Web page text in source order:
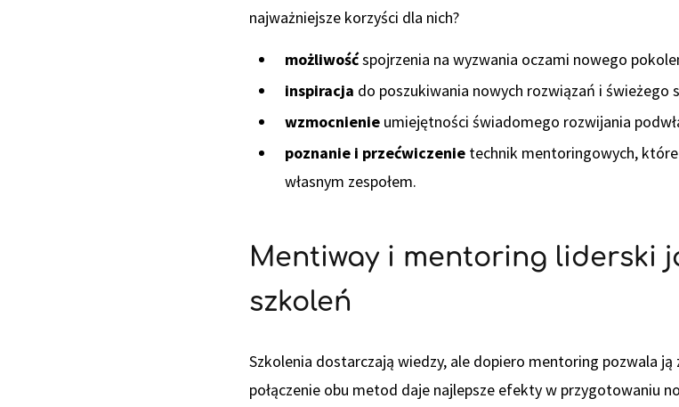
najważniejsze korzyści dla nich?
możliwośćspojrzenia na wyzwania oczami nowego
inspiracja do poszukiwania nowych rozwiązań i świeżego
wzmocnienie umiejętności świadomego rozwijania
poznanie i przećwiczenie technik mentoringowych,
własnym zespołem.
Mentiway i mentoring liderski
szkoleń
Szkolenia dostarczają wiedzy, ale dopiero mentoring pozwala
połączenie obu metod daje najlepsze efekty w przygotowaniu